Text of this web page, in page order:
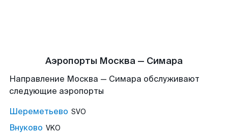
Аэропорты Москва — Симара
Направление Москва — Симара обслуживают
следующие аэропорты
Шереметьево SVO
Внуково VKO